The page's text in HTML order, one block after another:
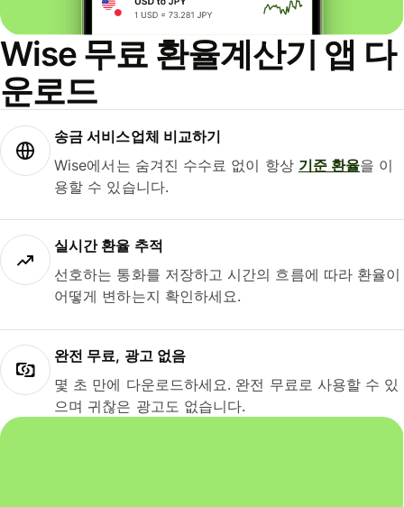
Wise 무료 환율계산기 앱 다
운로드
송금 서비스업체 비교하기
Wise에서는 숨겨진 수수료 없이 항상 기준 환율을 이
용할 수 있습니다.
실시간 환율 추적
선호하는 통화를 저장하고 시간의 흐름에 따라 환율이
어떻게 변하는지 확인하세요.
완전 무료, 광고 없음
몇 초 만에 다운로드하세요. 완전 무료로 사용할 수 있
으며 귀찮은 광고도 없습니다.